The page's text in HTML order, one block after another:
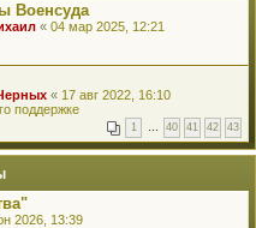
Военсуда
« 04 мар 2025, 12:21
« 17 авг 2022, 16:10
поддержке
1 … 40 41 42 43
2026, 13:39